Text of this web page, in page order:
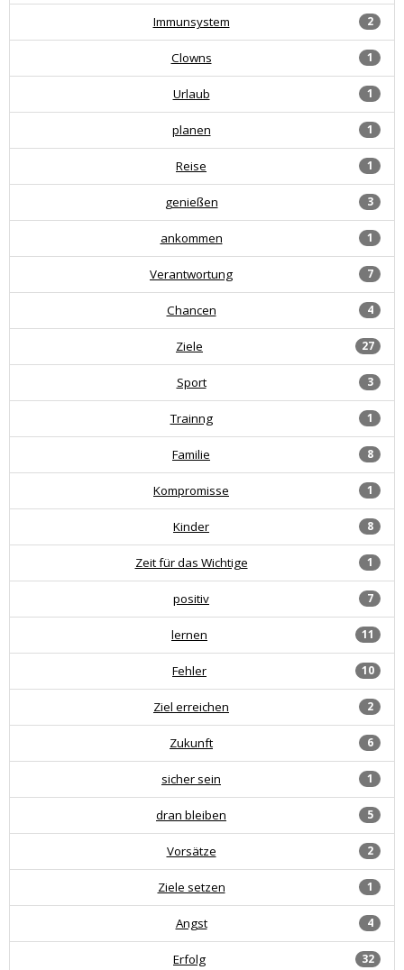
2
Immunsystem
1
Clowns
1
Urlaub
1
planen
1
Reise
3
genießen
1
ankommen
7
Verantwortung
4
Chancen
27
Ziele
3
Sport
1
Trainng
8
Familie
1
Kompromisse
8
Kinder
1
Zeit für das Wichtige
7
positiv
11
lernen
10
Fehler
2
Ziel erreichen
6
Zukunft
1
sicher sein
5
dran bleiben
2
Vorsätze
1
Ziele setzen
4
Angst
32
Erfolg